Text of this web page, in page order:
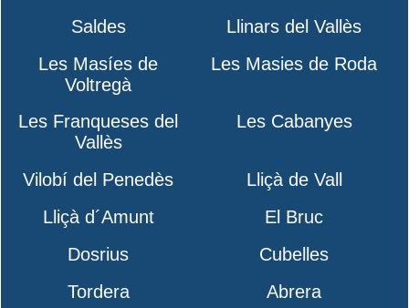
Saldes
Llinars del Vallès
Les Masíes de
Voltregà
Les Masies de Roda
Les Franqueses del
Vallès
Les Cabanyes
Vilobí del Penedès
Lliçà de Vall
Lliçà d´Amunt
El Bruc
Dosrius
Cubelles
Tordera
Abrera